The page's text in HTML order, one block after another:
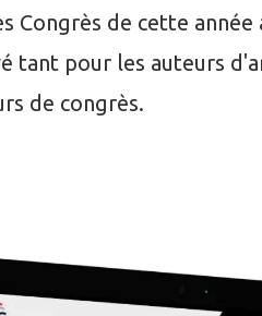
Congrès de cette
tant pour les auteurs
de congrès.